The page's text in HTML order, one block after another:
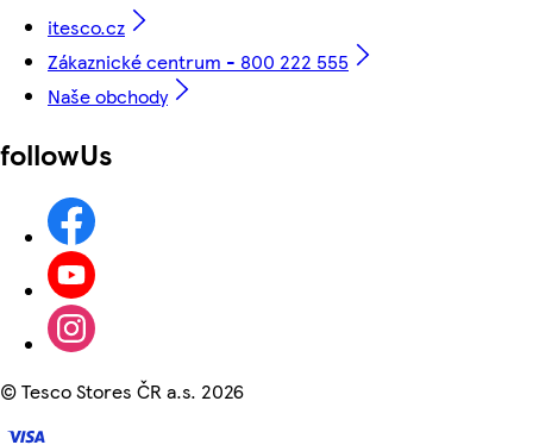
itesco.cz
Zákaznické centrum - 800 222 555
Naše obchody
followUs
©Tesco Stores ČR a.s. 2026